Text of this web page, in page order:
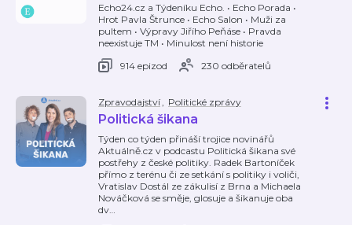
Echo24.cz a Týdeníku Echo. • Echo Porada •
Hrot Pavla Štrunce • Echo Salon • Muži za
pultem • Výpravy Jiřího Peňáse • Pravda
neexistuje TM • Minulost není historie
914 epizod
230 odběratelů
Zpravodajství, Politické zprávy
Politická šikana
Týden co týden přináší trojice novinářů
Aktuálně.cz v podcastu Politická šikana své
postřehy z české politiky. Radek Bartoníček
přímo z terénu či ze setkání s politiky i voliči,
Vratislav Dostál ze zákulisí z Brna a Michaela
Nováčková se směje, glosuje a šikanuje oba
dv…